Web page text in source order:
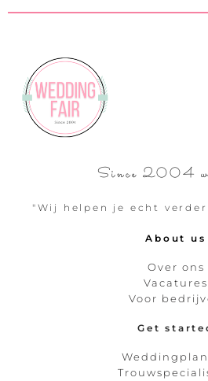
Since 2004
"Wij helpen je echt
About us
Over ons
Vacatures
Voor
Get